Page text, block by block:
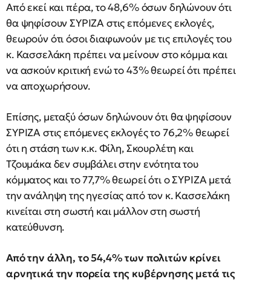
Από εκεί και πέρα, το 48,6% όσων δηλώνουν ότι
θα ψηφίσουν ΣΥΡΙΖΑ στις επόμενες εκλογές,
θεωρούν ότι όσοι διαφωνούν με τις επιλογές του
κ. Κασσελάκη πρέπει να μείνουν στο κόμμα και
να ασκούν κριτική ενώ το 43% θεωρεί ότι πρέπει
να αποχωρήσουν.
Επίσης, μεταξύ όσων δηλώνουν ότι θα ψηφίσουν
ΣΥΡΙΖΑ στις επόμενες εκλογές το 76,2% θεωρεί
ότι η στάση των κ.κ. Φίλη, Σκουρλέτη και
Τζουμάκα δεν συμβάλει στην ενότητα του
κόμματος και το 77,7% θεωρεί ότι ο ΣΥΡΙΖΑ μετά
την ανάληψη της ηγεσίας από τον κ. Κασσελάκη
κινείται στη σωστή και μάλλον στη σωστή
κατεύθυνση.
Από την άλλη, το 54,4% των πολιτών κρίνει
αρνητικά την πορεία της κυβέρνησης μετά τις